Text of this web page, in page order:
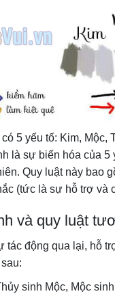
5 yếu tố: Kim, Mộc,
là sự biến hóa của 5
Quy luật này bao
(tức là sự hỗ trợ và
và quy luật
tác động qua lại, hỗ
sinh Mộc, Mộc